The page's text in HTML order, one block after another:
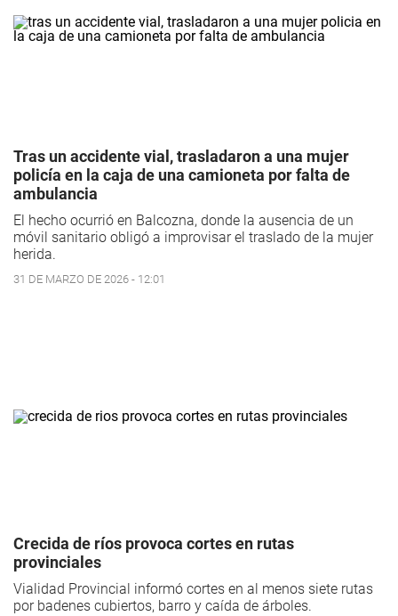
Tras un accidente vial, trasladaron a una mujer
policía en la caja de una camioneta por falta de
ambulancia
El hecho ocurrió en Balcozna, donde la ausencia de un
móvil sanitario obligó a improvisar el traslado de la mujer
herida.
31 DE MARZO DE 2026 - 12:01
Crecida de ríos provoca cortes en rutas
provinciales
Vialidad Provincial informó cortes en al menos siete rutas
por badenes cubiertos, barro y caída de árboles.